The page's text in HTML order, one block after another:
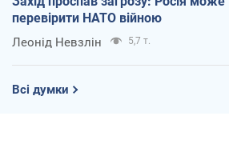
перевірити НАТО війною
Леонід Невзлін 5,7 т.
Всі думки